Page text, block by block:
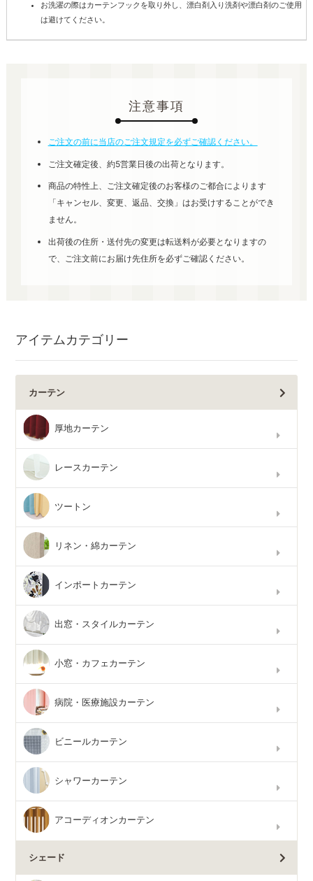
お洗濯の際はカーテンフックを取り外し、漂白剤入り洗剤や漂白剤のご使用
は避けてください。
注意事項
ご注文の前に当店のご注文規定を必ずご確認ください。
ご注文確定後、約5営業日後の出荷となります。
商品の特性上、ご注文確定後のお客様のご都合によります
「キャンセル、変更、返品、交換」はお受けすることができ
ません。
出荷後の住所・送付先の変更は転送料が必要となりますの
で、ご注文前にお届け先住所を必ずご確認ください。
アイテムカテゴリー
カーテン
厚地カーテン
レースカーテン
ツートン
リネン・綿カーテン
インポートカーテン
出窓・スタイルカーテン
小窓・カフェカーテン
病院・医療施設カーテン
ビニールカーテン
シャワーカーテン
アコーディオンカーテン
シェード